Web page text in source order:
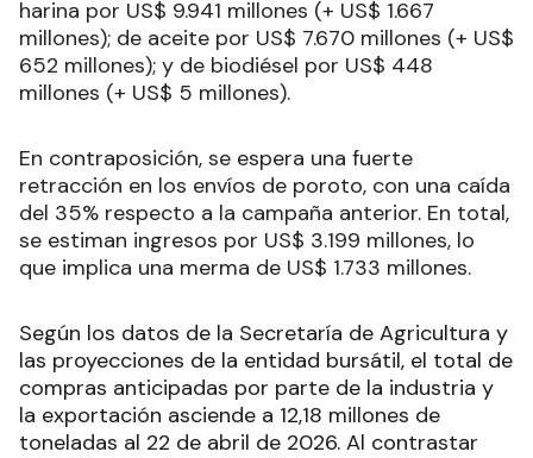
harina por US$ 9.941 millones (+ US$ 1.667
millones); de aceite por US$ 7.670 millones (+ US$
652 millones); y de biodiésel por US$ 448
millones (+ US$ 5 millones).
En contraposición, se espera una fuerte
retracción en los envíos de poroto, con una caída
del 35% respecto a la campaña anterior. En total,
se estiman ingresos por US$ 3.199 millones, lo
que implica una merma de US$ 1.733 millones.
Según los datos de la Secretaría de Agricultura y
las proyecciones de la entidad bursátil, el total de
compras anticipadas por parte de la industria y
la exportación asciende a 12,18 millones de
toneladas al 22 de abril de 2026. Al contrastar